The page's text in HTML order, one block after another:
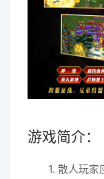
游戏简介：
1. 散人玩